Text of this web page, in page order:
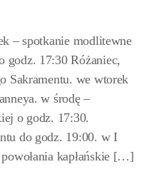
– spotkanie modlitewne
godz. 17:30 Różaniec,
Sakramentu. we wtorek
w środę –
o godz. 17:30.
do godz. 19:00. w I
kapłańskie […]